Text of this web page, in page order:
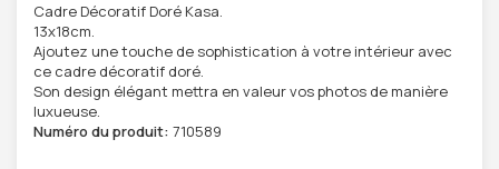
Cadre Décoratif Doré Kasa.
13x18cm.
Ajoutez une touche de sophistication à votre intérieur avec
ce cadre décoratif doré.
Son design élégant mettra en valeur vos photos de manière
luxueuse.
Numéro du produit: 710589